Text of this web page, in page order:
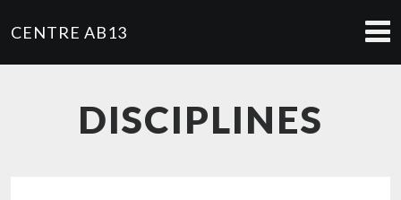
CENTRE AB13
DISCIPLINES